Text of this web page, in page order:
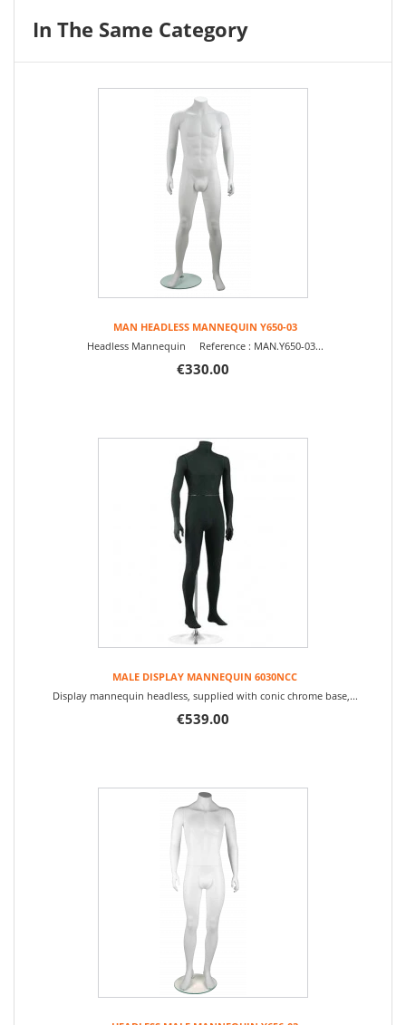
In The Same Category
MAN HEADLESS MANNEQUIN Y650-03
Headless Mannequin Reference : MAN.Y650-03...
€330.00
MALE DISPLAY MANNEQUIN 6030NCC
Display mannequin headless, supplied with conic chrome base,...
€539.00